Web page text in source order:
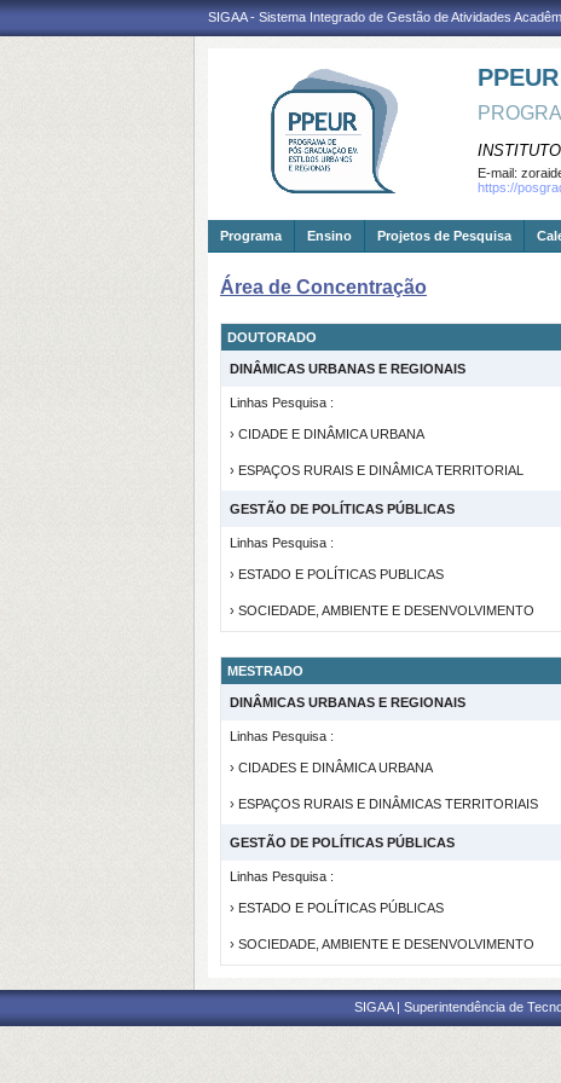
SIGAA - Sistema Integrado de Gestão de Atividades
PPEUR
E-mail:
https://
Programa Ensino Projetos de Pesquisa
Área de Concentração
DOUTORADO
DINÂMICAS URBANAS E REGIONAIS
Linhas Pesquisa :
› CIDADE E DINÂMICA URBANA
› ESPAÇOS RURAIS E DINÂMICA TERRITORIAL
GESTÃO DE POLÍTICAS PÚBLICAS
Linhas Pesquisa :
› ESTADO E POLÍTICAS PUBLICAS
› SOCIEDADE, AMBIENTE E DESENVOLVIMENTO
MESTRADO
DINÂMICAS URBANAS E REGIONAIS
Linhas Pesquisa :
› CIDADES E DINÂMICA URBANA
› ESPAÇOS RURAIS E DINÂMICAS TERRITORIAIS
GESTÃO DE POLÍTICAS PÚBLICAS
Linhas Pesquisa :
› ESTADO E POLÍTICAS PÚBLICAS
› SOCIEDADE, AMBIENTE E DESENVOLVIMENTO
SIGAA | Superintendência de